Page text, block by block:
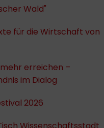
Wald"
für die Wirtschaft von
erreichen –
im Dialog
2026